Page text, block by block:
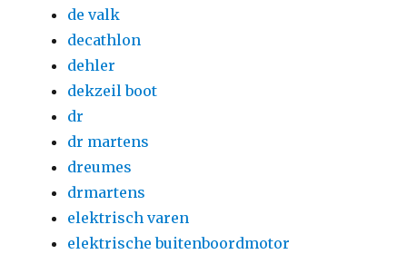
de valk
decathlon
dehler
dekzeil boot
dr
dr martens
dreumes
drmartens
elektrisch varen
elektrische buitenboordmotor